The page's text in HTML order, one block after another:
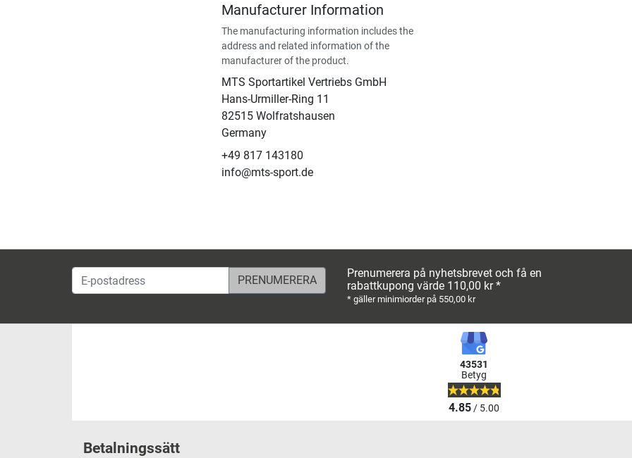
Manufacturer Information
The manufacturing information includes the
address and related information of the
manufacturer of the product.
MTS Sportartikel Vertriebs GmbH
Hans-Urmiller-Ring 11
82515 Wolfratshausen
Germany
+49 817 143180
info@mts-sport.de
E-postadress
Prenumerera på nyhetsbrevet och få en
rabattkupong värde 110,00 kr *
* gäller minimiorder på 550,00 kr
43531
Betyg
4.85/ 5.00
Betalningssätt